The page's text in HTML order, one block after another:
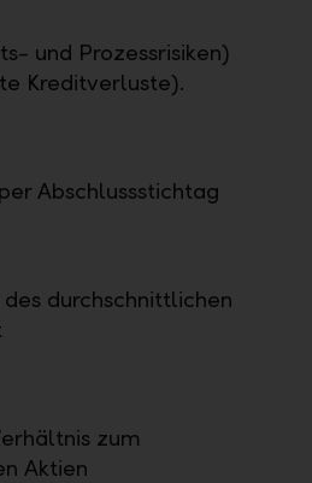
und Prozessrisiken)
Kreditverluste).
Abschlussstichtag
durchschnittlichen
zum
Aktien